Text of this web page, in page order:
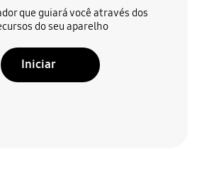
que guiará você através dos
do seu aparelho
Iniciar